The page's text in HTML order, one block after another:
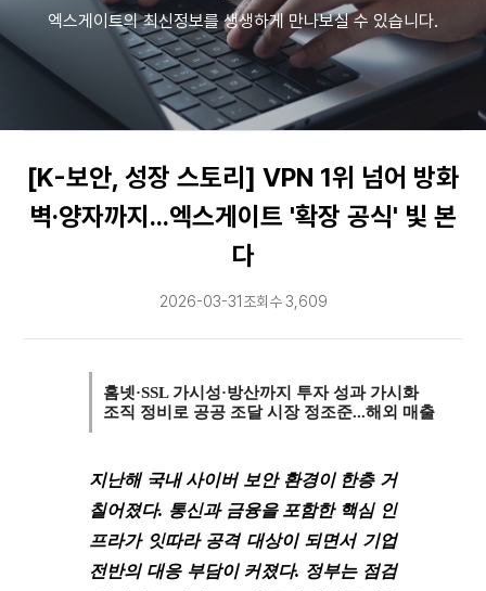
문의
↗
유지보수
↗
엑스게이트의 최신정보를 생생하게 만나보실 수 있습니다.
[K-보안, 성장 스토리] VPN 1위 넘어 방화
벽·양자까지...엑스게이트 '확장 공식' 빛 본
다
2026-03-31 조회수 3,609
홈넷·SSL 가시성·방산까지 투자 성과 가시화
조직 정비로 공공 조달 시장 정조준...해외 매출 온기
지난해 국내 사이버 보안 환경이 한층 거
칠어졌다. 통신과 금융을 포함한 핵심 인
프라가 잇따라 공격 대상이 되면서 기업
전반의 대응 부담이 커졌다. 정부는 점검